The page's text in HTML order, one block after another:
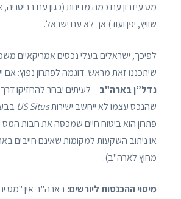
מס עיזבון עם כמה מדינות (כגון עם
שוויץ, יפן ועוד) אך לא עם ישראל.
לפיכך, ישראלים בעלי נכסים אמריקאיים
שיתכננו זאת מראש. דוגמה לפתרון נפוץ: אם
נדל”ן בארה"ב – לעיתים יבחר להחזיקו
שהנכס עצמו לא ייחשב ישירותUS Situs
פתרון הוא ביטוח חיים שמכסה את חבות
או ניתוב השקעות למקומות שאינם חייבים
מחוץ לארה"ב).
מיסוי ההכנסות ליורשים:בארה"ב אין "מס